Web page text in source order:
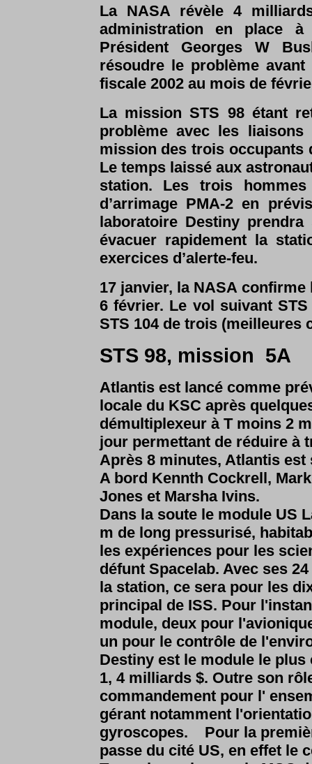
La NASA révèle 4
administration en place
Président Georges W
résoudre le problème
fiscale 2002 au mois de
La mission STS 98 étant
problème avec les
mission des trois occupants
Le temps laissé aux
station. Les trois
d’arrimage PMA-2 en
laboratoire Destiny
évacuer rapidement la
exercices d’alerte-feu.
17 janvier, la NASA
6 février. Le vol suivant
STS 104 de trois (meilleures
STS 98, mission 5A
Atlantis est lancé comme
locale du KSC après
démultiplexeur à T moins 2
jour permettant de réduire à
Après 8 minutes, Atlantis
A bord Kennth Cockrell,
Jones et Marsha Ivins.
Dans la soute le module US
m de long pressurisé,
les expériences pour les
défunt Spacelab. Avec ses
la station, ce sera pour les
principal de ISS. Pour
module, deux pour
un pour le contrôle de
Destiny est le module le
1, 4 milliards $. Outre son
commandement pour l'
gérant notamment
gyroscopes. Pour la
passe du cité US, en effet le